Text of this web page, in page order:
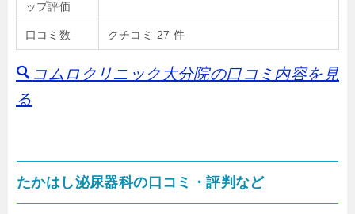
ップ評価
口コミ数 クチコミ 27 件
コムロクリニック大分院の口コミ内容を見
る
たかはし泌尿器科の口コミ・評判など